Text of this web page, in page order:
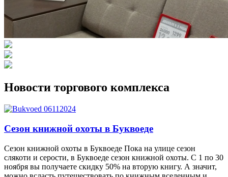
Новости торгового комплекса
Сезон книжной охоты в Буквоеде
Сезон книжной охоты в Буквоеде Пока на улице сезон
слякоти и серости, в Буквоеде сезон книжной охоты. С 1 по 30
ноября вы получаете скидку 50% на вторую книгу. А значит,